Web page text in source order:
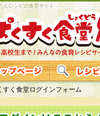
んレシピの食育サイト
すく食堂ログインフォーム